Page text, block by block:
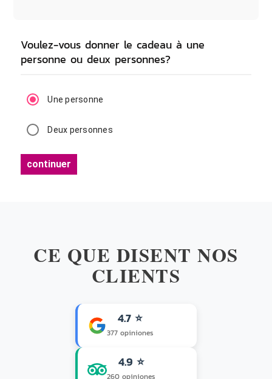
Voulez-vous donner le cadeau à une
personne ou deux personnes?
Une personne
Deux personnes
continuer
CE QUE DISENT NOS
CLIENTS
4.7 ⭐
377 opiniones
4.9 ⭐
260 opiniones